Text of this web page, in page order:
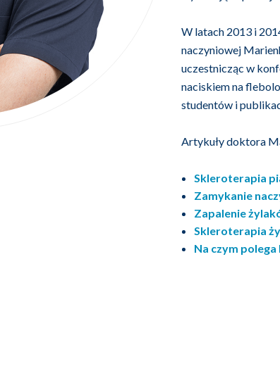
W latach 2013 i
naczyniowej
uczestnicząc w
naciskiem na
studentów i
Artykuły doktora
Skleroterapia
Zamykanie
Zapalenie
Skleroterapia
Na czym